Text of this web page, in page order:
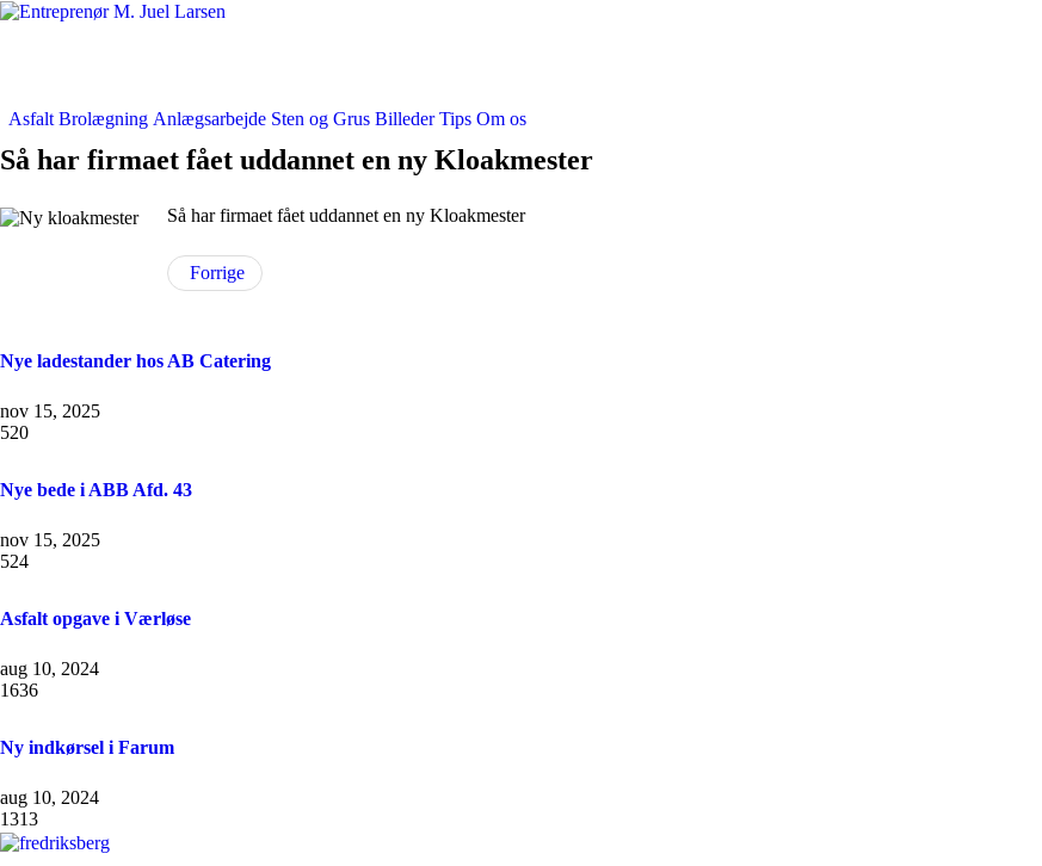
Asfalt Brolægning Anlægsarbejde Sten og Grus Billeder Tips Om os
Så har firmaet fået uddannet en ny Kloakmester
Så har firmaet fået uddannet en ny Kloakmester
Forrige
Nye ladestander hos AB Catering
nov 15, 2025
520
Nye bede i ABB Afd. 43
nov 15, 2025
524
Asfalt opgave i Værløse
aug 10, 2024
1636
Ny indkørsel i Farum
aug 10, 2024
1313